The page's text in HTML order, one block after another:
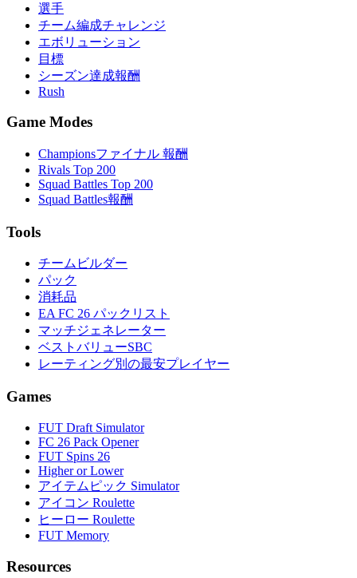
選手
チーム編成チャレンジ
エボリューション
目標
シーズン達成報酬
Rush
Game Modes
Championsファイナル 報酬
Rivals Top 200
Squad Battles Top 200
Squad Battles報酬
Tools
チームビルダー
パック
消耗品
EA FC 26 パックリスト
マッチジェネレーター
ベストバリューSBC
レーティング別の最安プレイヤー
Games
FUT Draft Simulator
FC 26 Pack Opener
FUT Spins 26
Higher or Lower
アイテムピック Simulator
アイコン Roulette
ヒーロー Roulette
FUT Memory
Resources